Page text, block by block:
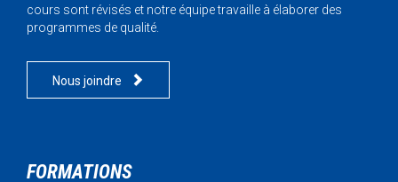
cours sont révisés et notre équipe travaille à élaborer des
programmes de qualité.
Nous joindre 
FORMATIONS